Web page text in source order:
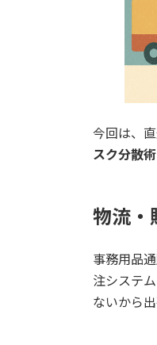
今回は、
スク分散術
物流・
事務用品
注システ
ないから